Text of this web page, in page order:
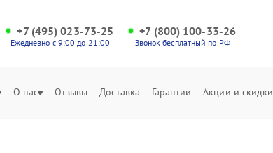
+7 (495) 023-73-25
Ежедневно с 9:00 до 21:00
+7 (800) 100-33-26
Звонок бесплатный по РФ
О нас Отзывы Доставка Гарантии Акции и скидки